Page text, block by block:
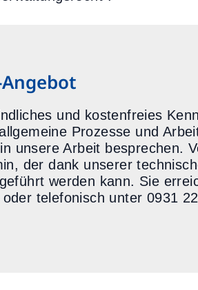
und kostenfreies
Prozesse und
unsere Arbeit besprechen.
der dank unserer
werden kann. Sie
telefonisch unter 0931